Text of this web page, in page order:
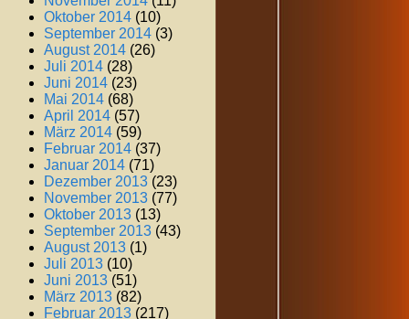
Oktober 2014 (10)
September 2014 (3)
August 2014 (26)
Juli 2014 (28)
Juni 2014 (23)
Mai 2014 (68)
April 2014 (57)
März 2014 (59)
Februar 2014 (37)
Januar 2014 (71)
Dezember 2013 (23)
November 2013 (77)
Oktober 2013 (13)
September 2013 (43)
August 2013 (1)
Juli 2013 (10)
Juni 2013 (51)
März 2013 (82)
Februar 2013 (217)